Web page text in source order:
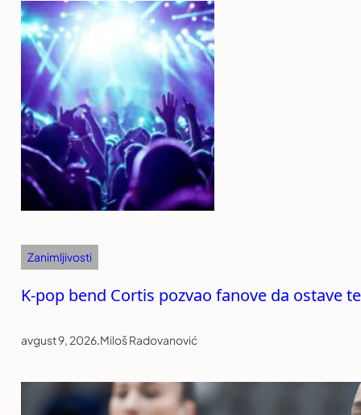
Zanimljivosti
K-pop bend Cortis pozvao fanove da ostave
avgust 9, 2026.Miloš Radovanović